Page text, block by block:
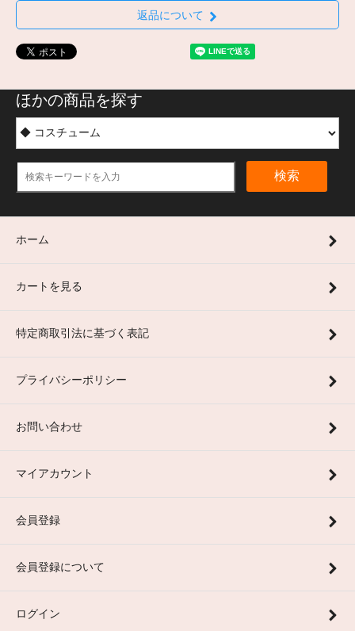
返品について
ほかの商品を探す
検索
ホーム
カートを見る
特定商取引法に基づく表記
プライバシーポリシー
お問い合わせ
マイアカウント
会員登録
会員登録について
ログイン